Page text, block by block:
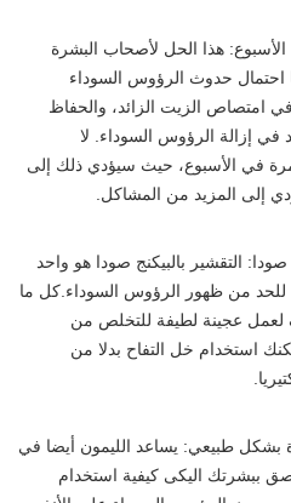
هذا الحل لأصحاب البشرة
احتمال حدوث الرؤوس السوداء
امتصاص الزيت الزائد، والحفاظ
إزالة الرؤوس السوداء. لا
في الأسبوع، حيث سيؤدي ذلك إلى
إلى المزيد من المشاكل.
صودا: التقشير بالبيكنج صودا هو واحد
للحد من ظهور الرؤوس السوداء.كل ما
لعمل عجينة لطيفة للتخلص من
استخدام خل التفاح بدلا من
بشكل طبيعي: يساعد الليمون أيضا في
ببشرتك اليكى كيفية استخدام